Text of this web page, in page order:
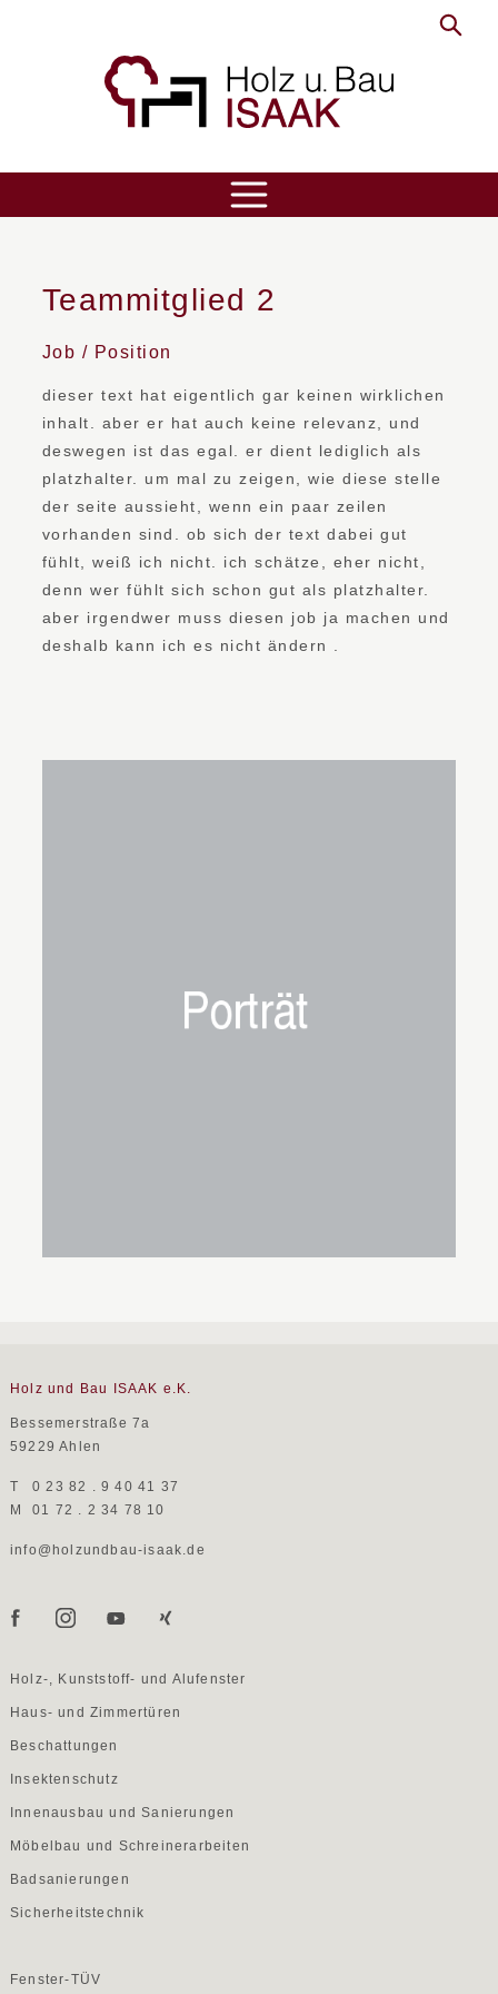
Aktuelles
LEISTUNGEN
Teammitglied 2
Job / Position
dieser text hat eigentlich gar keinen wirklichen
inhalt. aber er hat auch keine relevanz, und
deswegen ist das egal. er dient lediglich als
platzhalter. um mal zu zeigen, wie diese stelle
der seite aussieht, wenn ein paar zeilen
vorhanden sind. ob sich der text dabei gut
fühlt, weiß ich nicht. ich schätze, eher nicht,
denn wer fühlt sich schon gut als platzhalter.
aber irgendwer muss diesen job ja machen und
deshalb kann ich es nicht ändern .
Holz und Bau ISAAK e.K.
Bessemerstraße 7a
59229 Ahlen
T
0 23 82 . 9 40 41 37
M
01 72 . 2 34 78 10
info@holzundbau-isaak.de
Holz-, Kunststoff- und Alufenster
Haus- und Zimmertüren
Beschattungen
Insektenschutz
Innenausbau und Sanierungen
Möbelbau und Schreinerarbeiten
Badsanierungen
Sicherheitstechnik
Fenster-TÜV